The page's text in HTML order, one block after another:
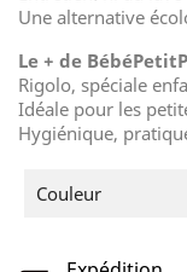
Une alternative
Le + de
Rigolo, spéciale
Idéale pour les
Hygiénique,
Couleur